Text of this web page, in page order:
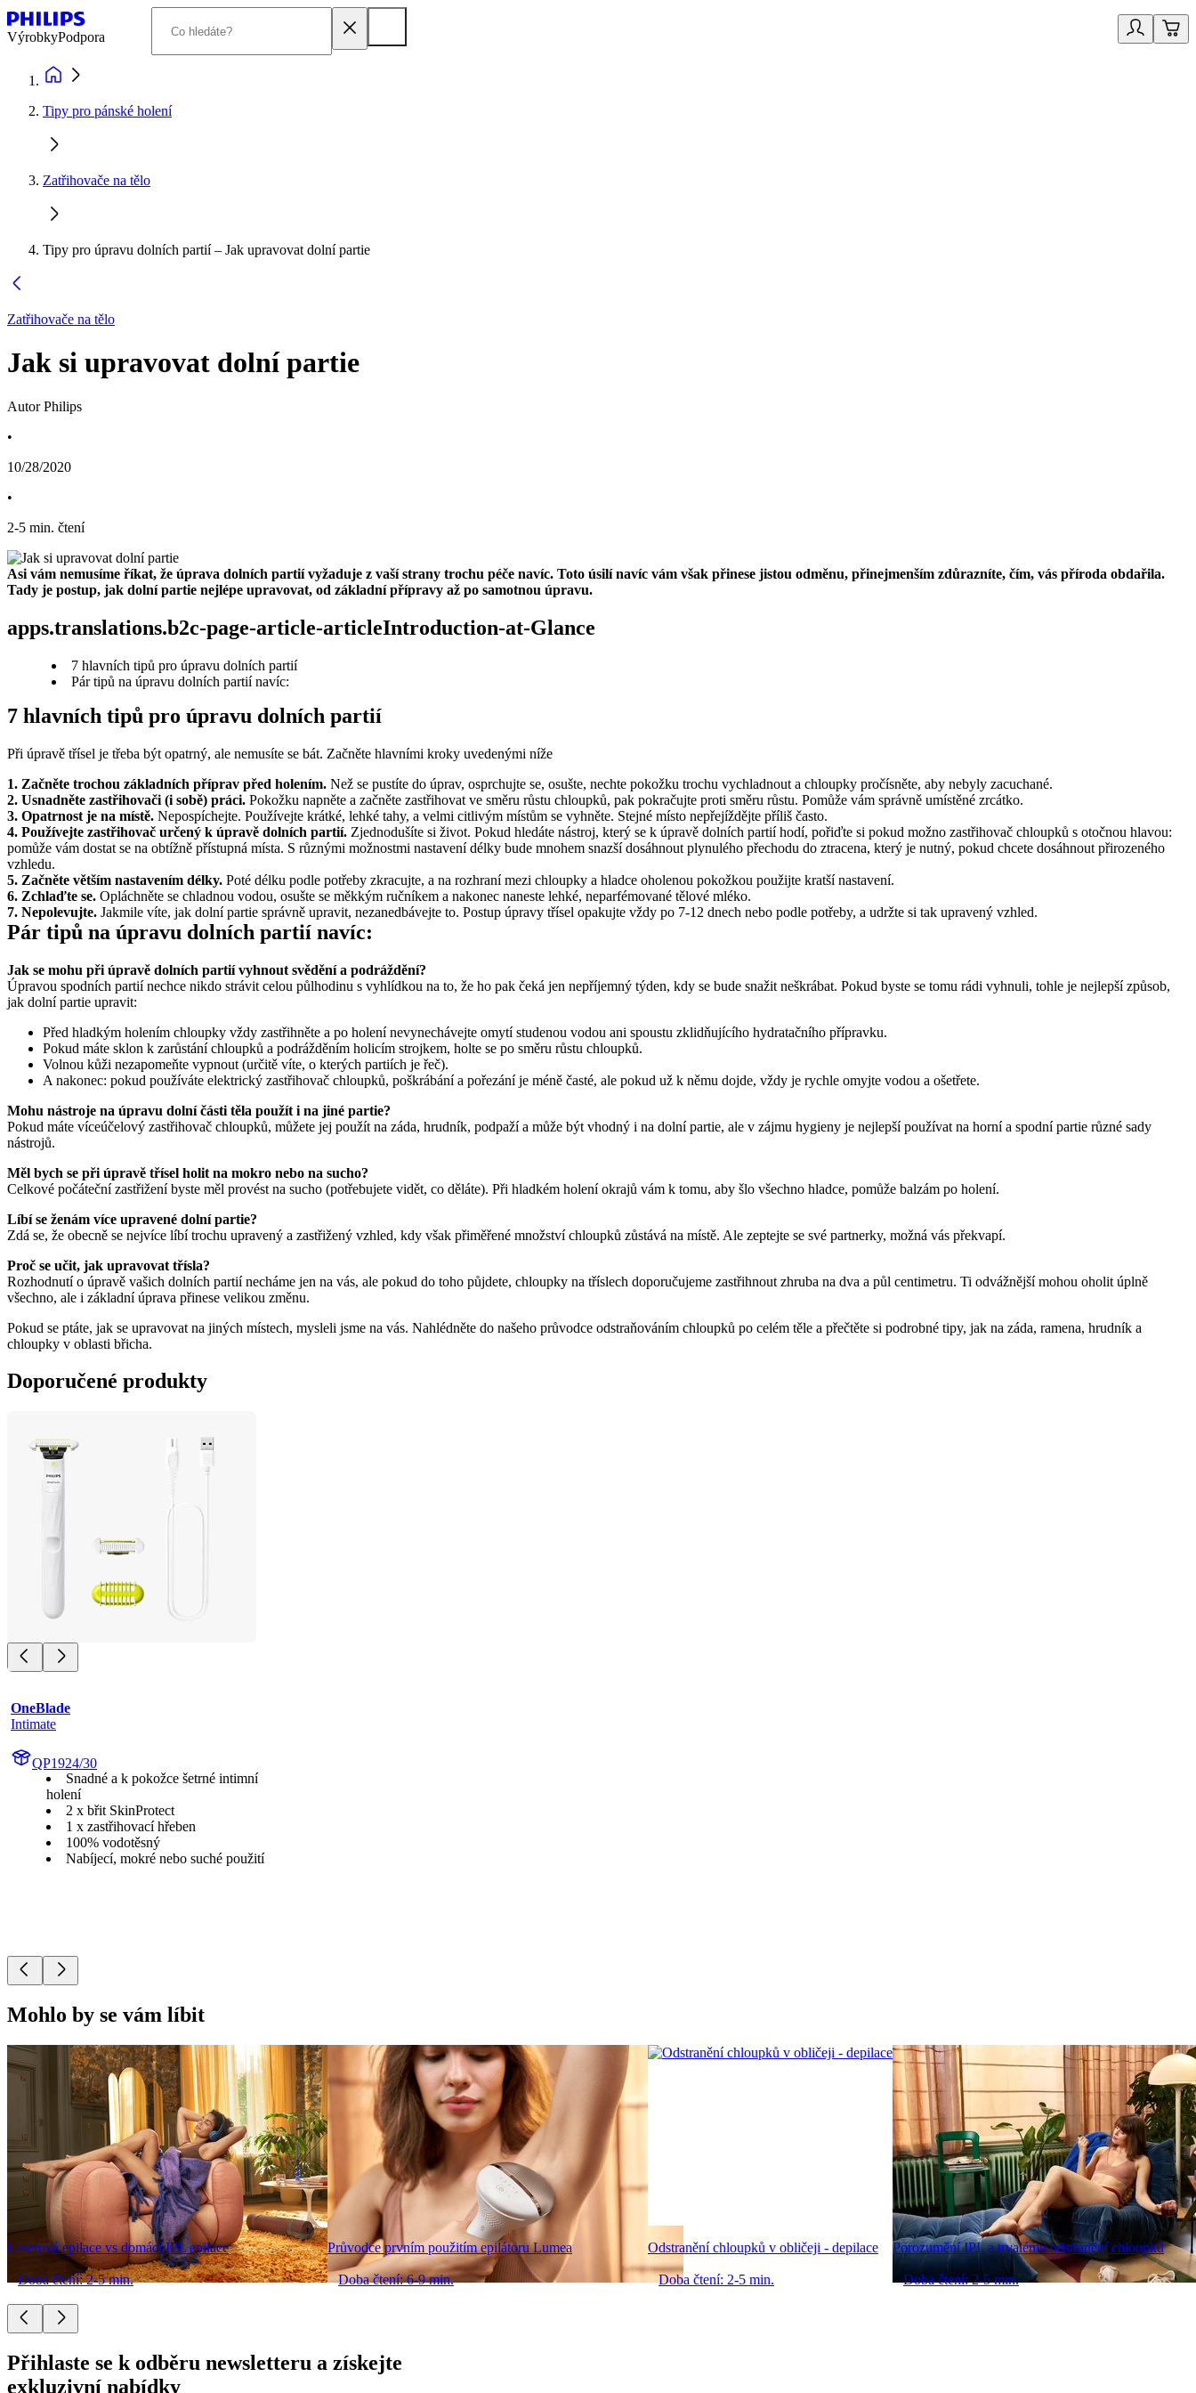
VýrobkyPodpora
Tipy pro pánské holení
Zatřihovače na tělo
Tipy pro úpravu dolních partií – Jak upravovat dolní partie
Zatřihovače na tělo
Jak si upravovat dolní partie
Autor Philips
•
10/28/2020
•
2-5 min. čtení
Asi vám nemusíme říkat, že úprava dolních partií vyžaduje z vaší strany trochu péče navíc. Toto úsilí navíc vám však přinese jistou odměnu, přinejmenším zdůrazníte, čím, vás příroda obdařila.
Tady je postup, jak dolní partie nejlépe upravovat, od základní přípravy až po samotnou úpravu.
apps.translations.b2c-page-article-articleIntroduction-at-Glance
7 hlavních tipů pro úpravu dolních partií
Pár tipů na úpravu dolních partií navíc:
7 hlavních tipů pro úpravu dolních partií
Při úpravě třísel je třeba být opatrný, ale nemusíte se bát. Začněte hlavními kroky uvedenými níže
1. Začněte trochou základních příprav před holením. Než se pustíte do úprav, osprchujte se, osušte, nechte pokožku trochu vychladnout a chloupky pročísněte, aby nebyly zacuchané.
2. Usnadněte zastřihovači (i sobě) práci. Pokožku napněte a začněte zastřihovat ve směru růstu chloupků, pak pokračujte proti směru růstu. Pomůže vám správně umístěné zrcátko.
3. Opatrnost je na místě. Nepospíchejte. Používejte krátké, lehké tahy, a velmi citlivým místům se vyhněte. Stejné místo nepřejíždějte příliš často.
4. Používejte zastřihovač určený k úpravě dolních partií. Zjednodušíte si život. Pokud hledáte nástroj, který se k úpravě dolních partií hodí, pořiďte si pokud možno zastřihovač chloupků s otočnou hlavou:
pomůže vám dostat se na obtížně přístupná místa. S různými možnostmi nastavení délky bude mnohem snazší dosáhnout plynulého přechodu do ztracena, který je nutný, pokud chcete dosáhnout přirozeného
vzhledu.
5. Začněte větším nastavením délky. Poté délku podle potřeby zkracujte, a na rozhraní mezi chloupky a hladce oholenou pokožkou použijte kratší nastavení.
6. Zchlaďte se. Opláchněte se chladnou vodou, osušte se měkkým ručníkem a nakonec naneste lehké, neparfémované tělové mléko.
7. Nepolevujte. Jakmile víte, jak dolní partie správně upravit, nezanedbávejte to. Postup úpravy třísel opakujte vždy po 7-12 dnech nebo podle potřeby, a udržte si tak upravený vzhled.
Jak se mohu při úpravě dolních partií vyhnout svědění a podráždění?
Úpravou spodních partií nechce nikdo strávit celou půlhodinu s vyhlídkou na to, že ho pak čeká jen nepříjemný týden, kdy se bude snažit neškrábat. Pokud byste se tomu rádi vyhnuli, tohle je nejlepší způsob,
Mohu nástroje na úpravu dolní části těla použít i na jiné partie?
Pokud máte víceúčelový zastřihovač chloupků, můžete jej použít na záda, hrudník, podpaží a může být vhodný i na dolní partie, ale v zájmu hygieny je nejlepší používat na horní a spodní partie různé sady
Měl bych se při úpravě třísel holit na mokro nebo na sucho?
Líbí se ženám více upravené dolní partie?
Proč se učit, jak upravovat třísla?
Rozhodnutí o úpravě vašich dolních partií necháme jen na vás, ale pokud do toho půjdete, chloupky na tříslech doporučujeme zastřihnout zhruba na dva a půl centimetru. Ti odvážnější mohou oholit úplně
Pokud se ptáte, jak se upravovat na jiných místech, mysleli jsme na vás. Nahlédněte do našeho průvodce odstraňováním chloupků po celém těle a přečtěte si podrobné tipy, jak na záda, ramena, hrudník a
chloupky v oblasti břicha.
Doporučené produkty
OneBlade
Intimate
QP1924/30
Snadné a k pokožce šetrné intimní
holení
2 x břit SkinProtect
1 x zastřihovací hřeben
100% vodotěsný
Nabíjecí, mokré nebo suché použití
Mohlo by se vám líbit
Laserová epilace vs domácí IPL epilace
Doba čtení: 2-5 min.
Průvodce prvním použitím epilátoru Lumea
Doba čtení: 6-9 min.
Odstranění chloupků v obličeji - depilace
Doba čtení: 2-5 min.
Porozumění IPL a trvalému odstranění chloupků
Doba čtení: 2-5 min.
Přihlaste se k odběru newsletteru a získejte
exkluzivní nabídky